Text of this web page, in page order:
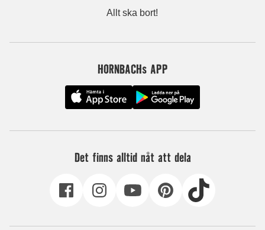
Allt ska bort!
HORNBACHs APP
Det finns alltid nåt att dela